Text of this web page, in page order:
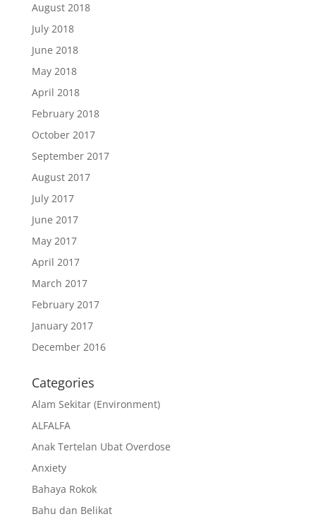
August 2018
July 2018
June 2018
May 2018
April 2018
February 2018
October 2017
September 2017
August 2017
July 2017
June 2017
May 2017
April 2017
March 2017
February 2017
January 2017
December 2016
Categories
Alam Sekitar (Environment)
ALFALFA
Anak Tertelan Ubat Overdose
Anxiety
Bahaya Rokok
Bahu dan Belikat